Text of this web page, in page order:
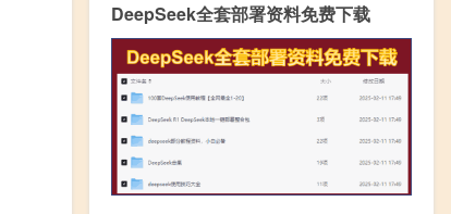
DeepSeek全套部署资料免费下载